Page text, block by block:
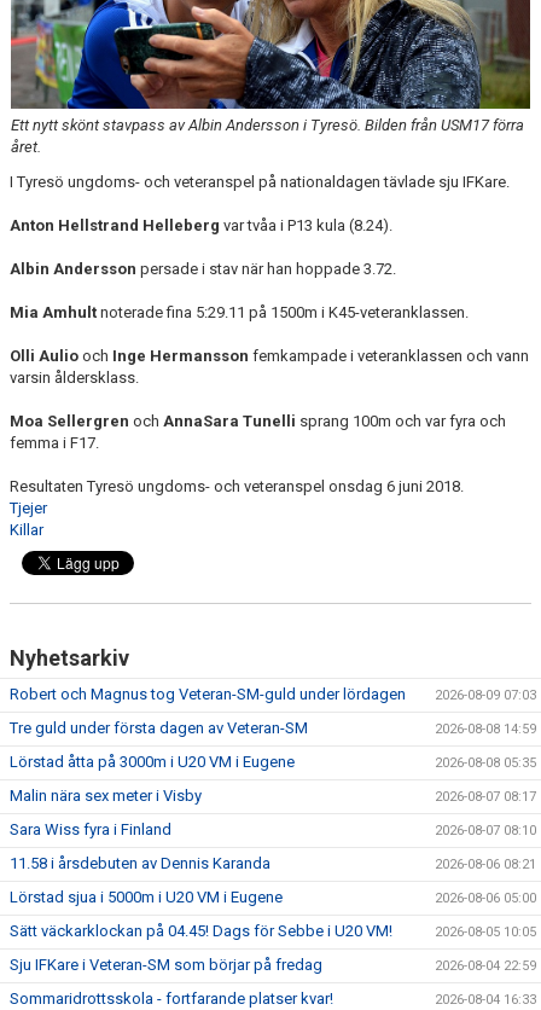
Ett nytt skönt stavpass av Albin Andersson i Tyresö. Bilden från USM17 förra
året.
I Tyresö ungdoms- och veteranspel på nationaldagen tävlade sju IFKare.
Anton Hellstrand Helleberg var tvåa i P13 kula (8.24).
Albin Andersson persade i stav när han hoppade 3.72.
Mia Amhult noterade fina 5:29.11 på 1500m i K45-veteranklassen.
Olli Aulio och Inge Hermansson femkampade i veteranklassen och vann
varsin åldersklass.
Moa Sellergren och AnnaSara Tunelli sprang 100m och var fyra och
femma i F17.
Resultaten Tyresö ungdoms- och veteranspel onsdag 6 juni 2018.
Tjejer
Killar
Nyhetsarkiv
Robert och Magnus tog Veteran-SM-guld under lördagen 2026-08-09 07:03
Tre guld under första dagen av Veteran-SM 2026-08-08 14:59
Lörstad åtta på 3000m i U20 VM i Eugene 2026-08-08 05:35
Malin nära sex meter i Visby 2026-08-07 08:17
Sara Wiss fyra i Finland 2026-08-07 08:10
11.58 i årsdebuten av Dennis Karanda 2026-08-06 08:21
Lörstad sjua i 5000m i U20 VM i Eugene 2026-08-06 05:00
Sätt väckarklockan på 04.45! Dags för Sebbe i U20 VM! 2026-08-05 10:05
Sju IFKare i Veteran-SM som börjar på fredag 2026-08-04 22:59
Sommaridrottsskola - fortfarande platser kvar! 2026-08-04 16:33